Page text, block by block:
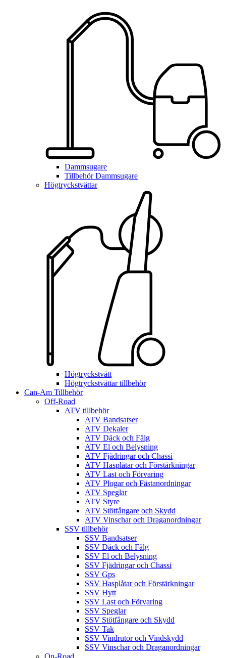
Dammsugare
Tillbehör Dammsugare
Högtryckstvättar
Högtryckstvätt
Högtryckstvättar tillbehör
Can-Am Tillbehör
Off-Road
ATV tillbehör
ATV Bandsatser
ATV Dekaler
ATV Däck och Fälg
ATV El och Belysning
ATV Fjädringar och Chassi
ATV Hasplåtar och Förstärkningar
ATV Last och Förvaring
ATV Plogar och Fästanordningar
ATV Speglar
ATV Styre
ATV Stötfångare och Skydd
ATV Vinschar och Draganordningar
SSV tillbehör
SSV Bandsatser
SSV Däck och Fälg
SSV El och Belysning
SSV Fjädringar och Chassi
SSV Gps
SSV Hasplåtar och Förstärkningar
SSV Hytt
SSV Last och Förvaring
SSV Speglar
SSV Stötfångare och Skydd
SSV Tak
SSV Vindrutor och Vindskydd
SSV Vinschar och Draganordningar
On-Road